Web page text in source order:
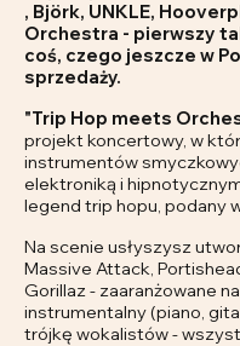
, Björk, UNKLE,
Orchestra - pierwszy
coś, czego jeszcze w
sprzedaży.
"Trip Hop meets
projekt koncertowy, w
instrumentów
elektroniką i
legend trip hopu, podany
Na scenie usłyszysz
Massive Attack,
Gorillaz - zaaranżowane
instrumentalny (piano,
trójkę wokalistów -